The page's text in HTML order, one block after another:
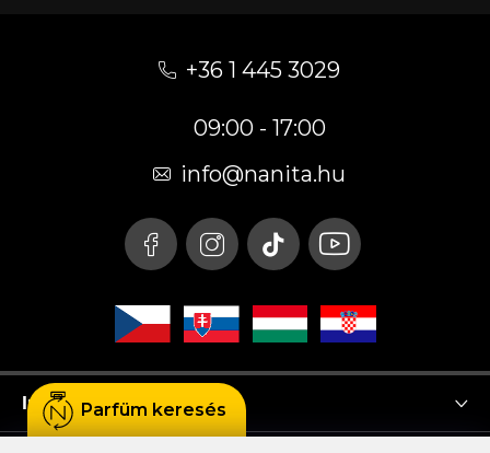
+36 1 445 3029
09:00 - 17:00
info@nanita.hu
InstagramParfüm keresés